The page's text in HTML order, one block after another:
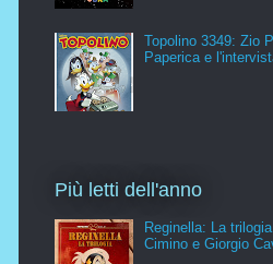
Topolino 3349: Zio
Paperica e
Più letti dell'anno
Reginella: La
Cimino e Giorgio